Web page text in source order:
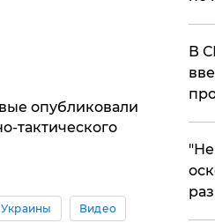
опубликовали
тактического
Видео
В